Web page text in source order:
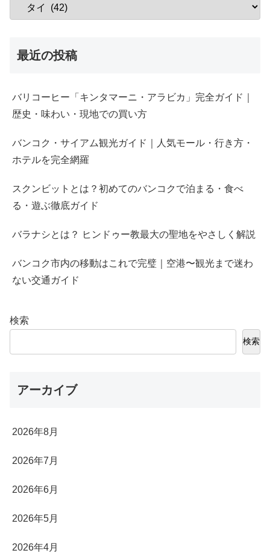
最近の投稿
バリコーヒー「キンタマーニ・アラビカ」完全ガイド｜
歴史・味わい・現地での買い方
バンコク・サイアム観光ガイド｜人気モール・行き方・
ホテルを完全網羅
スクンビットとは？初めてのバンコクで泊まる・食べ
る・遊ぶ徹底ガイド
バラナシとは？ ヒンドゥー教最大の聖地をやさしく解説
バンコク市内の移動はこれで完璧｜空港〜観光まで迷わ
ない交通ガイド
検索
検索
アーカイブ
2026年8月
2026年7月
2026年6月
2026年5月
2026年4月